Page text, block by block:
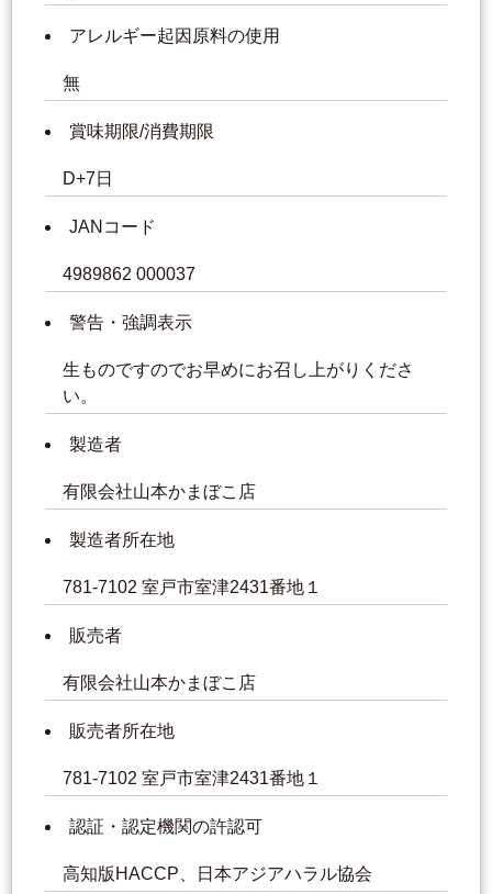
アレルギー起因原料の使用
無
賞味期限/消費期限
D+7日
JANコード
4989862 000037
警告・強調表示
生ものですのでお早めにお召し上がりくださ
い。
製造者
有限会社山本かまぼこ店
製造者所在地
781-7102 室戸市室津2431番地１
販売者
有限会社山本かまぼこ店
販売者所在地
781-7102 室戸市室津2431番地１
認証・認定機関の許認可
高知版HACCP、日本アジアハラル協会